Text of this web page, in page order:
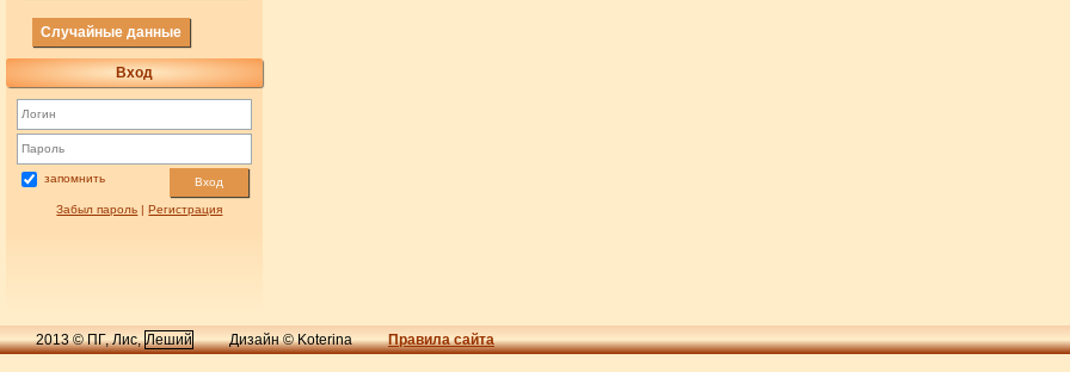
Случайные данные
Вход
запомнить Вход
Забыл пароль |Регистрация
2013 © ПГ, Лис,Леший Дизайн © Koterina Правила сайта